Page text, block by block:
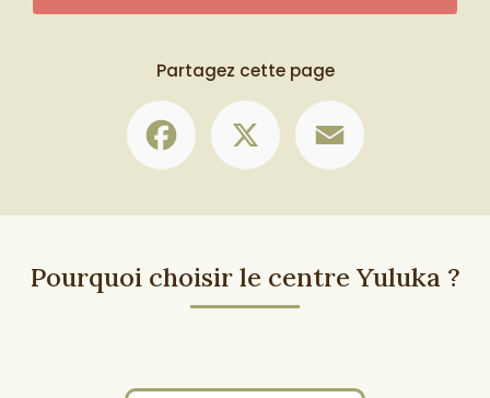
Partagez cette page
Facebook
Pourquoi choisir le centre Yuluka ?